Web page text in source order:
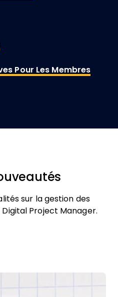
Pour Les Membres
sur la gestion des
Project Manager.